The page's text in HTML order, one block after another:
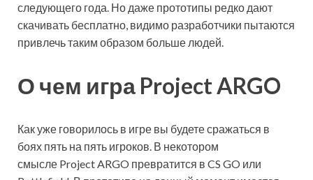
следующего года. Но даже прототипы редко дают
скачивать бесплатно, видимо разработчики пытаются
привлечь таким образом больше людей.
О чем игра Project ARGO
Как уже говорилось в игре вы будете сражаться в
боях пять на пять игроков. В некотором
смысле Project ARGO превратится в CS GO или